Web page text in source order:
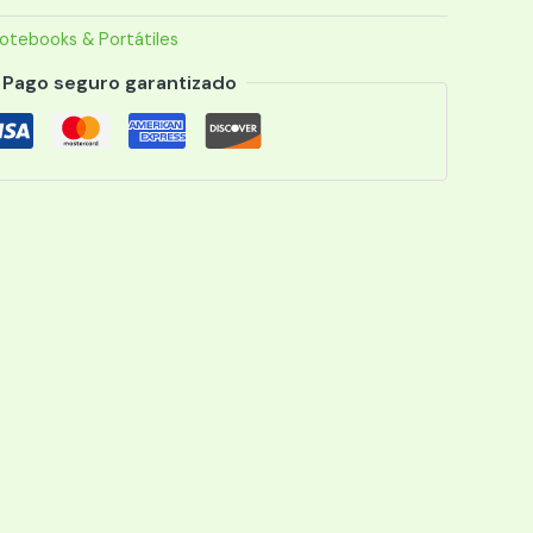
& Portátiles
Pago seguro garantizado